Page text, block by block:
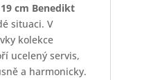
cm Benedikt
situaci. V
kolekce
ucelený servis,
a harmonicky.